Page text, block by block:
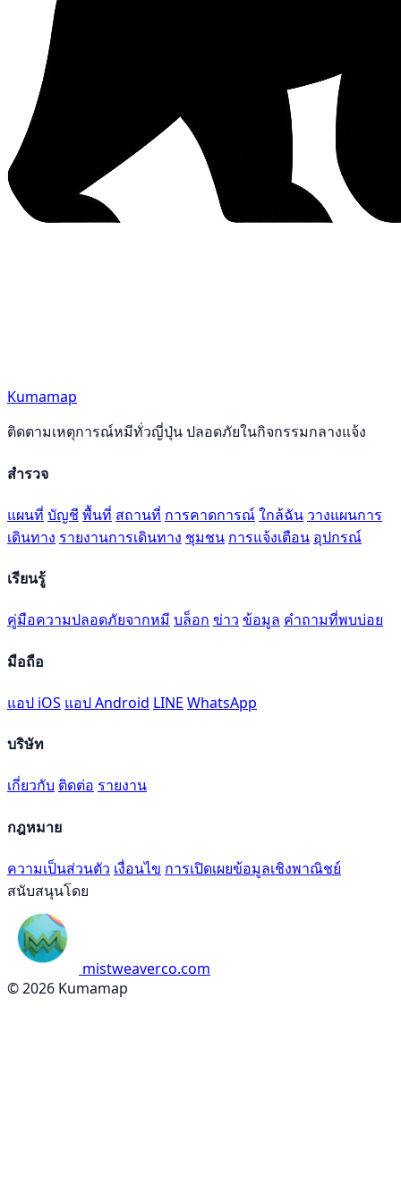
Kumamap
ติดตามเหตุการณ์หมีทั่วญี่ปุ่น ปลอดภัยในกิจกรรมกลางแจ้ง
สำรวจ
แผนที่ บัญชี พื้นที่ สถานที่ การคาดการณ์ใกล้ฉัน วางแผนการ
เดินทาง รายงานการเดินทาง ชุมชน การแจ้งเตือน อุปกรณ์
เรียนรู้
คู่มือความปลอดภัยจากหมี บล็อก ข่าว ข้อมูล คำถามที่พบบ่อย
มือถือ
แอป iOS แอป Android LINE WhatsApp
บริษัท
เกี่ยวกับ ติดต่อ รายงาน
กฎหมาย
ความเป็นส่วนตัว เงื่อนไข การเปิดเผยข้อมูลเชิงพาณิชย์
สนับสนุนโดย
mistweaverco.com
© 2026 Kumamap